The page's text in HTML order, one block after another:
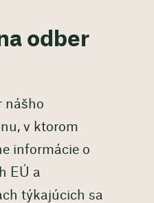
odber
nášho
v ktorom
informácie o
EÚ a
týkajúcich sa